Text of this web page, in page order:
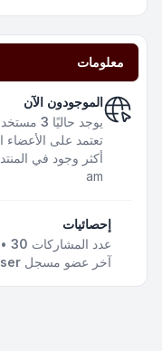
معلومات
الموجودون الآن
يوجد حاليًا 3
تعتمد على الأعضاء النشطين
أكثر وجود في
am
إحصائيات
عدد المشاركات 30
•
آخر عضو مسجل